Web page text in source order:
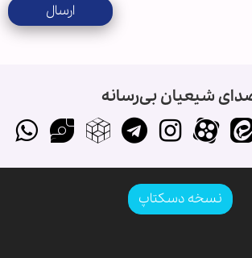
ارسال
شیعیان بی‌رسانه
نسخه دسکتاپ